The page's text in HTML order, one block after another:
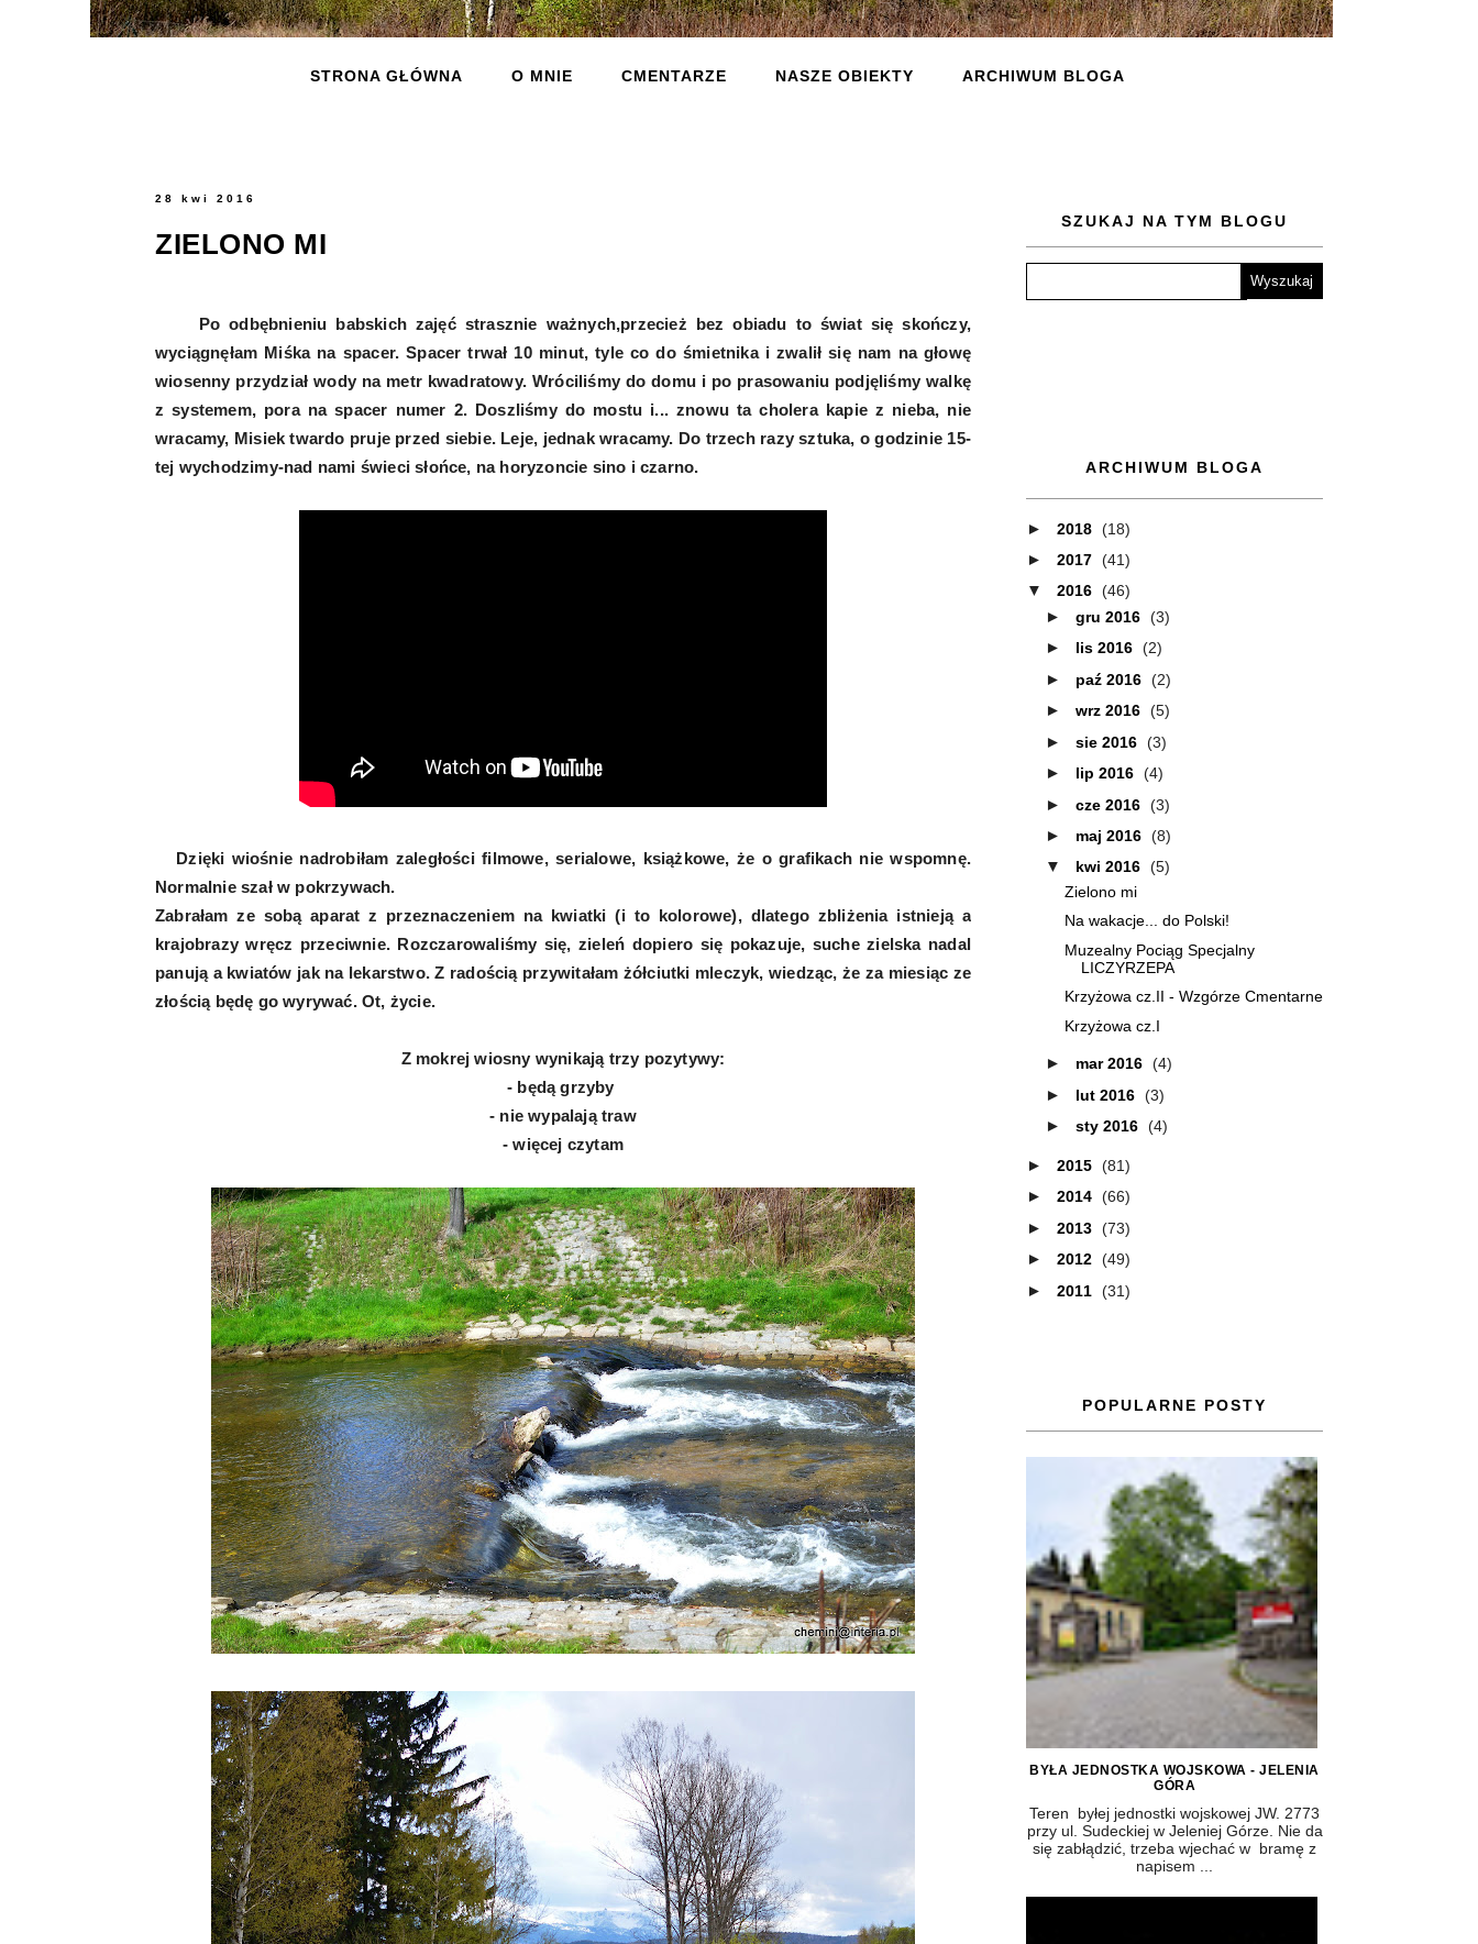
STRONA GŁÓWNA O MNIE CMENTARZE NASZE OBIEKTY ARCHIWUM BLOGA
28 kwi 2016
ZIELONO MI
Po odbębnieniu babskich zajęć strasznie ważnych,przecież bez obiadu to świat się skończy,
wyciągnęłam Miśka na spacer. Spacer trwał 10 minut, tyle co do śmietnika i zwalił się nam na głowę
wiosenny przydział wody na metr kwadratowy. Wróciliśmy do domu i po prasowaniu podjęliśmy walkę
z systemem, pora na spacer numer 2. Doszliśmy do mostu i... znowu ta cholera kapie z nieba, nie
wracamy, Misiek twardo pruje przed siebie. Leje, jednak wracamy. Do trzech razy sztuka, o godzinie 15-
tej wychodzimy-nad nami świeci słońce, na horyzoncie sino i czarno.
Dzięki wiośnie nadrobiłam zaległości filmowe, serialowe, książkowe, że o grafikach nie wspomnę.
Normalnie szał w pokrzywach.
Zabrałam ze sobą aparat z przeznaczeniem na kwiatki (i to kolorowe), dlatego zbliżenia istnieją a
krajobrazy wręcz przeciwnie. Rozczarowaliśmy się, zieleń dopiero się pokazuje, suche zielska nadal
panują a kwiatów jak na lekarstwo. Z radością przywitałam żółciutki mleczyk, wiedząc, że za miesiąc ze
złością będę go wyrywać. Ot, życie.
Z mokrej wiosny wynikają trzy pozytywy:
- będą grzyby
- nie wypalają traw
- więcej czytam
SZUKAJ NA TYM BLOGU
ARCHIWUM BLOGA
► 2018 (18)
► 2017 (41)
▼ 2016 (46)
► gru 2016 (3)
► lis 2016 (2)
► paź 2016 (2)
► wrz 2016 (5)
► sie 2016 (3)
► lip 2016 (4)
► cze 2016 (3)
► maj 2016 (8)
▼ kwi 2016 (5)
Zielono mi
Na wakacje... do Polski!
Muzealny Pociąg Specjalny
LICZYRZEPA
Krzyżowa cz.II - Wzgórze Cmentarne
Krzyżowa cz.I
► mar 2016 (4)
► lut 2016 (3)
► sty 2016 (4)
► 2015 (81)
► 2014 (66)
► 2013 (73)
► 2012 (49)
► 2011 (31)
POPULARNE POSTY
BYŁA JEDNOSTKA WOJSKOWA - JELENIA
GÓRA
Teren byłej jednostki wojskowej JW. 2773
przy ul. Sudeckiej w Jeleniej Górze. Nie da
się zabłądzić, trzeba wjechać w bramę z
napisem ...